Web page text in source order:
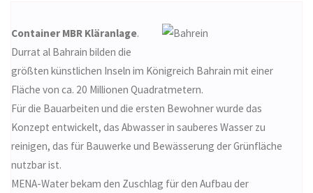
Container MBR Kläranlage.
Durrat al Bahrain bilden die
größten künstlichen Inseln im Königreich Bahrain mit einer
Fläche von ca. 20 Millionen Quadratmetern.
Für die Bauarbeiten und die ersten Bewohner wurde das
Konzept entwickelt, das Abwasser in sauberes Wasser zu
reinigen, das für Bauwerke und Bewässerung der Grünfläche
nutzbar ist.
MENA-Water bekam den Zuschlag für den Aufbau der